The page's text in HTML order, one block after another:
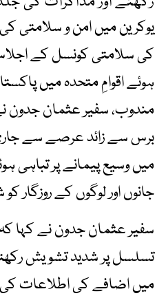
یوکرین میں امن و سلامتی کی
کی سلامتی کونسل کے
ہوئے اقوامِ متحدہ میں
مندوب، سفیر عثمان جدون
برس سے زائد عرصے سے
میں وسیع پیمانے پر تباہی
جانوں اور لوگوں کے روزگار
سفیر عثمان جدون نے کہا
تسلسل پر شدید تشویش
میں اضافے کی اطلاعات